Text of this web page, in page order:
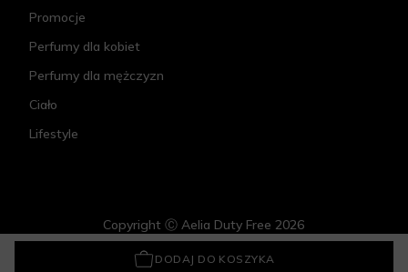
DODAJ DO KOSZYKA
Orbitkey Horse Leather Key Organiser Teal
Promocje
Perfumy dla kobiet
Perfumy dla mężczyzn
Ciało
Lifestyle
Copyright Ⓒ Aelia Duty Free 2026